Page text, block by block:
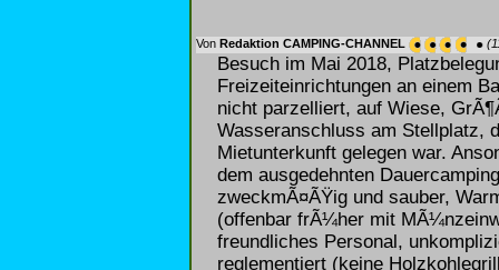
Von Redaktion CAMPING-CHANNEL
Besuch im Mai 2018,
Freizeiteinrichtungen an einem
nicht parzelliert, auf Wiese,
Wasseranschluss am Stellplatz,
Mietunterkunft gelegen war.
dem ausgedehnten
zweckmÃ¤ÃŸig und sauber,
(offenbar frÃ¼her mit
freundliches Personal,
reglementiert (keine